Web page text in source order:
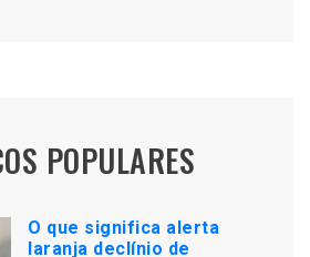
POPULARES
O que significa alerta
laranja declínio de